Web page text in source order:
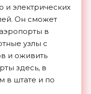
и электрических
Он сможет
в
узлы с
и оживить
здесь, в
в штате и по